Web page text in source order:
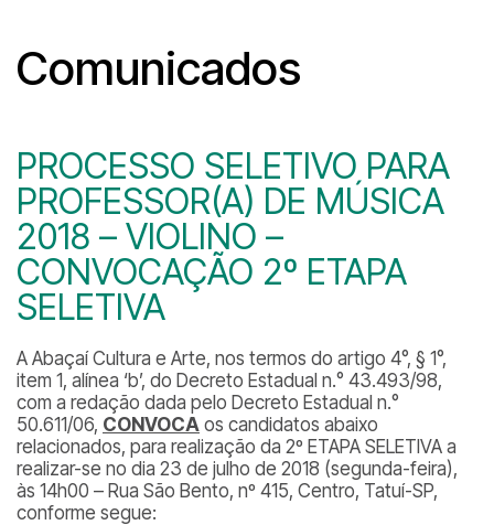
Comunicados
PROCESSO SELETIVO PARA
PROFESSOR(A) DE MÚSICA
2018 – VIOLINO –
CONVOCAÇÃO 2º ETAPA
SELETIVA
A Abaçaí Cultura e Arte, nos termos do artigo 4°, § 1°,
item 1, alínea ‘b’, do Decreto Estadual n.° 43.493/98,
com a redação dada pelo Decreto Estadual n.°
50.611/06, CONVOCA os candidatos abaixo
relacionados, para realização da 2º ETAPA SELETIVA a
realizar-se no dia 23 de julho de 2018 (segunda-feira),
às 14h00 – Rua São Bento, nº 415, Centro, Tatuí-SP,
conforme segue: